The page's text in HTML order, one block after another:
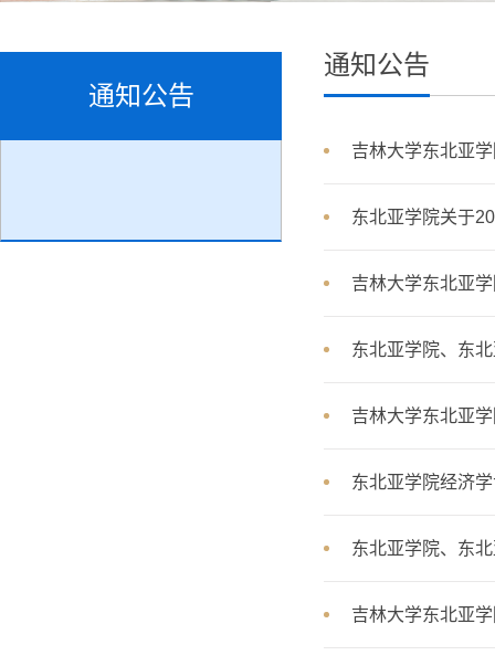
通知公告
通知公告
吉林大学东北亚
东北亚学院关于
吉林大学东北亚
东北亚学院、东
吉林大学东北亚
东北亚学院经济
东北亚学院、东
吉林大学东北亚